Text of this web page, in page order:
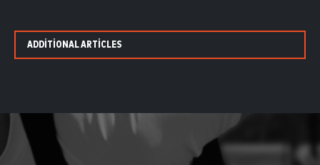
ADDITIONAL ARTICLES